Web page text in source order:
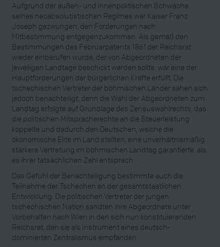
Aufgrund der außen- und innenpolitischen Schwäche
seines neoabsolutistischen Regimes war Kaiser Franz
Joseph gezwungen, den Forderungen nach
Mitbestimmung entgegenzukommen. Als gemäß den
Bestimmungen des Februarpatents 1861 der Reichsrat
wieder einberufen wurde, der von Abgeordneten der
jeweiligen Landtage beschickt werden sollte, war eine der
Hauptforderungen der bürgerlichen Kräfte erfüllt. Die
tschechischen Vertreter der böhmischen Länder sahen sich
jedoch benachteiligt, denn die Wahl der Abgeordneten zum
Landtag erfolgte auf Grundlage des Zensuswahlrechts, das
die politischen Mitspracherechte an die Steuerleistung
koppelte und dadurch den Deutschen, welche die
ökonomische Elite im Land stellten, eine unverhältnismäßig
stärkere Vertretung im böhmischen Landtag garantierte, als
es ihrer tatsächlichen Zahl entsprach.
Das Gefühl der Benachteiligung bestimmte auch die
Teilnahme der Tschechen an der gesamtstaatlichen
Entwicklung. Die politischen Vertreter der jungen
tschechischen Nation sandten ihre Abgeordnete unter
Vorbehalten nach Wien in den sich nun konstituierenden
Reichsrat, den sie als Instrument eines deutsch-
dominierten Zentralismus empfanden.